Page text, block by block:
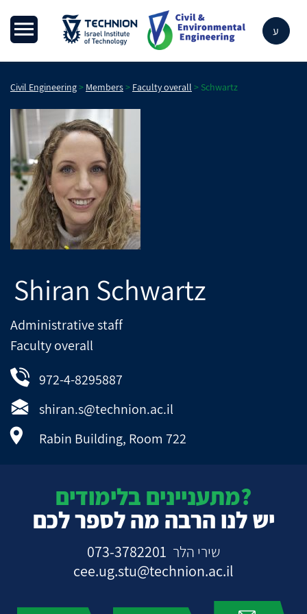
ע
Civil Engineering> Members> Faculty overall > Schwartz
Shiran Schwartz
Administrative staff
Faculty overall
972-4-8295887
shiran.s@technion.ac.il
Rabin Building, Room 722
מתעניינים בלימודים?
יש לנו הרבה מה לספר לכם
שירי הלר 073-3782201
cee.ug.stu@technion.ac.il